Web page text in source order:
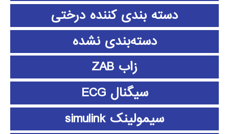
دسته بندی کننده درختی
دسته‌بندی نشده
زاب ZAB
سیگنال ECG
سیمولینک simulink